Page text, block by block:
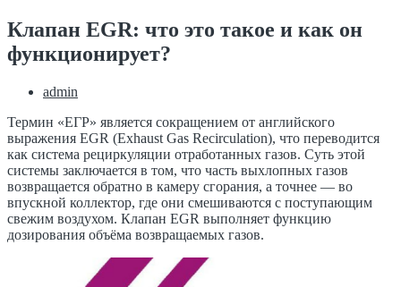
Клапан EGR: что это такое и как он
функционирует?
admin
Термин «ЕГР» является сокращением от английского
выражения EGR (Exhaust Gas Recirculation), что переводится
как система рециркуляции отработанных газов. Суть этой
системы заключается в том, что часть выхлопных газов
возвращается обратно в камеру сгорания, а точнее — во
впускной коллектор, где они смешиваются с поступающим
свежим воздухом. Клапан EGR выполняет функцию
дозирования объёма возвращаемых газов.